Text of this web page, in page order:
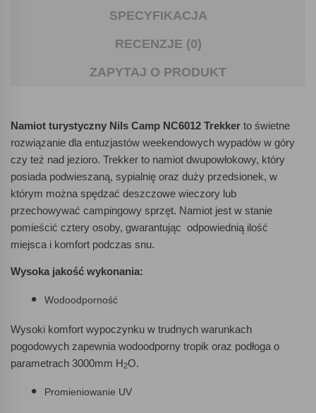
SPECYFIKACJA
RECENZJE (0)
ZAPYTAJ O PRODUKT
Namiot turystyczny Nils Camp NC6012 Trekker to świetne
rozwiązanie dla entuzjastów weekendowych wypadów w góry
czy też nad jezioro. Trekker to namiot dwupowłokowy, który
posiada podwieszaną, sypialnię oraz duży przedsionek, w
którym można spędzać deszczowe wieczory lub
przechowywać campingowy sprzęt. Namiot jest w stanie
pomieścić cztery osoby, gwarantując odpowiednią ilość
miejsca i komfort podczas snu.
Wysoka jakość wykonania:
Wodoodporność
Wysoki komfort wypoczynku w trudnych warunkach
pogodowych zapewnia wodoodporny tropik oraz podłoga o
parametrach 3000mm H2O.
Promieniowanie UV